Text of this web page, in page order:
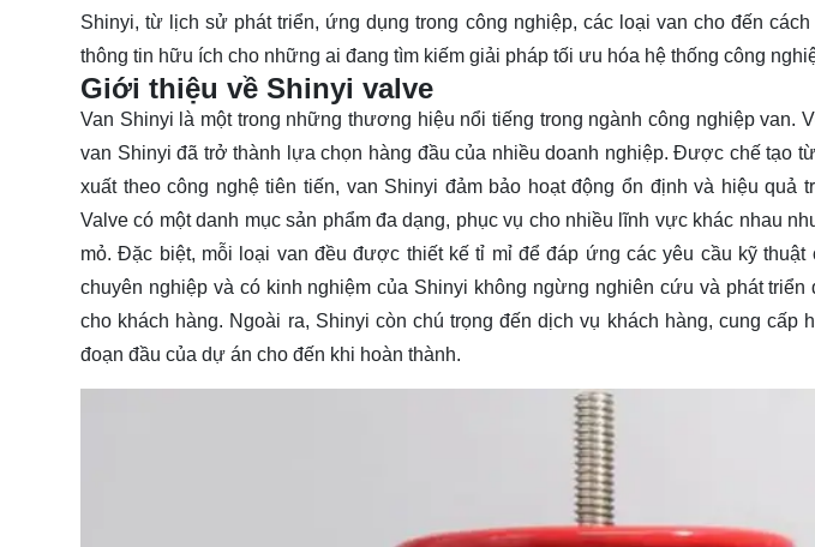
Shinyi, từ lịch sử phát triển, ứng dụng trong công nghiệp, các loại van cho đến
thông tin hữu ích cho những ai đang tìm kiếm giải pháp tối ưu hóa hệ thống công
Giới thiệu về Shinyi valve
Van Shinyi là một trong những thương hiệu nổi tiếng trong ngành công nghiệp van.
van Shinyi đã trở thành lựa chọn hàng đầu của nhiều doanh nghiệp. Được chế tạo
xuất theo công nghệ tiên tiến, van Shinyi đảm bảo hoạt động ổn định và hiệu quả
Valve có một danh mục sản phẩm đa dạng, phục vụ cho nhiều lĩnh vực khác nhau
mỏ. Đặc biệt, mỗi loại van đều được thiết kế tỉ mỉ để đáp ứng các yêu cầu kỹ
chuyên nghiệp và có kinh nghiệm của Shinyi không ngừng nghiên cứu và phát
cho khách hàng. Ngoài ra, Shinyi còn chú trọng đến dịch vụ khách hàng, cung cấp
đoạn đầu của dự án cho đến khi hoàn thành.